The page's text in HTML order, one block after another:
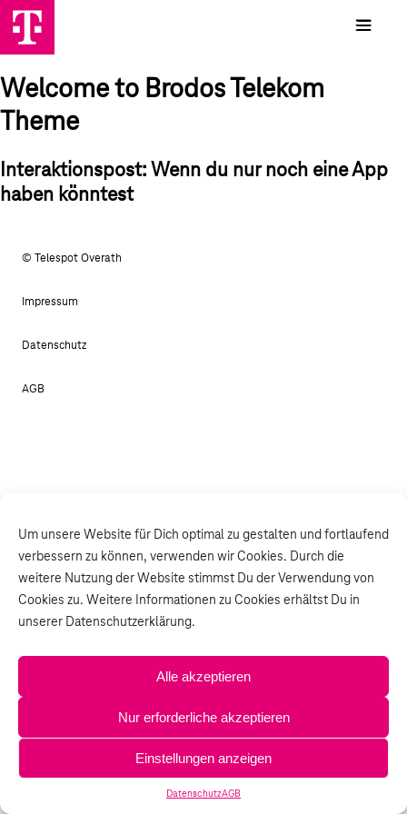
Um unsere Website für Dich optimal zu gestalten und fortlaufend
verbessern zu können, verwenden wir Cookies. Durch die
weitere Nutzung der Website stimmst Du der Verwendung von
Cookies zu. Weitere Informationen zu Cookies erhältst Du in
unserer Datenschutzerklärung.
Alle akzeptieren
Nur erforderliche akzeptieren
Einstellungen anzeigen
DatenschutzAGB
Welcome to Brodos Telekom
Theme
Interaktionspost: Wenn du nur noch eine App
haben könntest
© Telespot Overath
Impressum
Datenschutz
AGB